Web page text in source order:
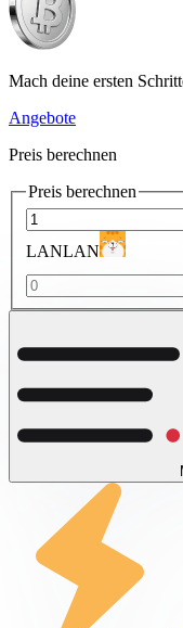
Mach deine ersten
Angebote
Preis berechnen
Preis berechnen
LANLAN